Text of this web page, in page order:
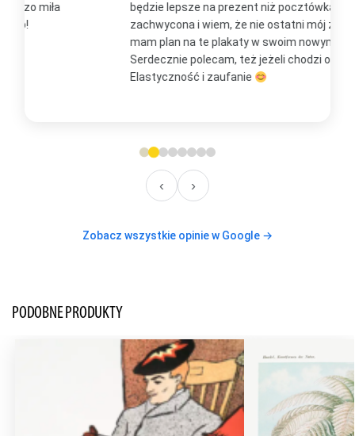
będzie lepsze na prezent niż pocztówka. Jestem
zachwycona i wiem, że nie ostatni mój zakup, bo już
mam plan na te plakaty w swoim nowym domu
Serdecznie polecam, też jeżeli chodzi o kontakt.
Elastyczność i zaufanie
‹ ›
Zobacz wszystkie opinie w Google →
PODOBNE PRODUKTY